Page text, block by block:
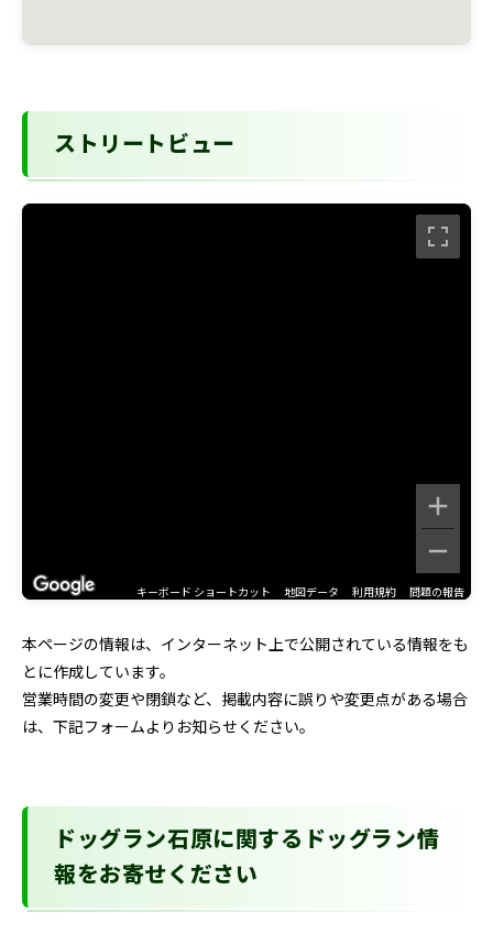
ストリートビュー
キーボード ショートカット 地図データ 利用規約 問題の報告
本ページの情報は、インターネット上で公開されている情報をも
とに作成しています。
営業時間の変更や閉鎖など、掲載内容に誤りや変更点がある場合
は、下記フォームよりお知らせください。
ドッグラン石原に関するドッグラン情
報をお寄せください